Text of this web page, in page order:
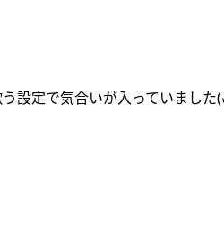
設定で気合いが入っていました(